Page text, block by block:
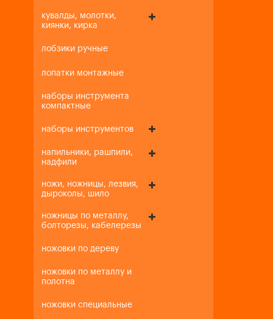
кувалды, молотки,
киянки, кирка
лобзики ручные
лопатки монтажные
наборы инструмента
компактные
наборы инструментов
напильники, рашпили,
надфили
ножи, ножницы, лезвия,
дыроколы, шило
ножницы по металлу,
болторезы, кабелерезы
ножовки по дереву
ножовки по металлу и
полотна
ножовки специальные